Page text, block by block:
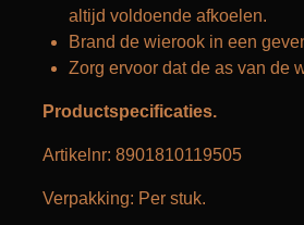
altijd voldoende afkoelen.
Brand de wierook in een
Zorg ervoor dat de as van de
Productspecificaties.
Artikelnr: 8901810119505
Verpakking: Per stuk.